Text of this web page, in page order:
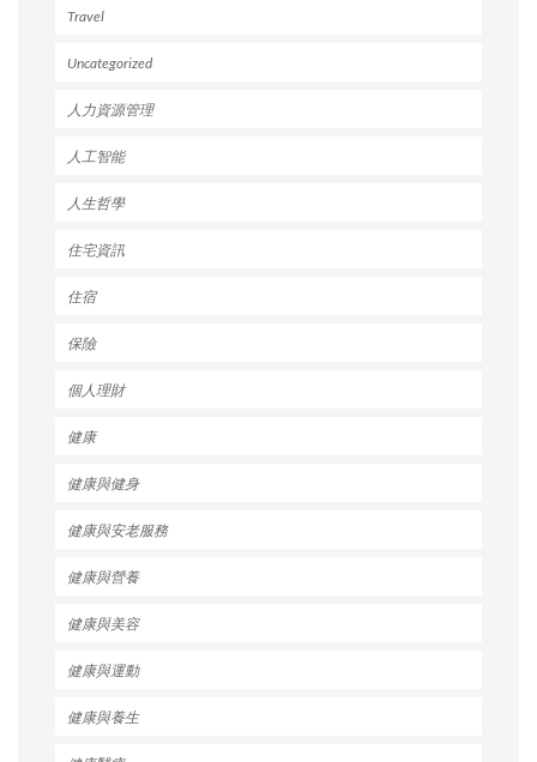
Travel
Uncategorized
人力資源管理
人工智能
人生哲學
住宅資訊
住宿
保險
個人理財
健康
健康與健身
健康與安老服務
健康與營養
健康與美容
健康與運動
健康與養生